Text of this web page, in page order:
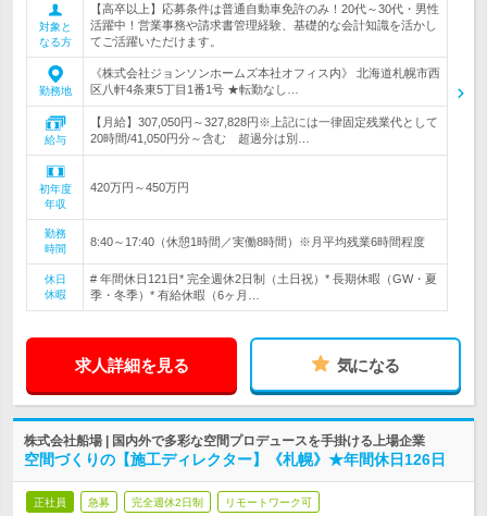
対象と
なる方
【高卒以上】応募条件は普通自動車免許のみ！20代～30代・男性
活躍中！営業事務や請求書管理経験、基礎的な会計知識を活かし
てご活躍いただけます。
勤務地
《株式会社ジョンソンホームズ本社オフィス内》 北海道札幌市西
区八軒4条東5丁目1番1号 ★転勤なし…
給与
【月給】307,050円～327,828円※上記には一律固定残業代として
20時間/41,050円分～含む 超過分は別…
初年度
年収
420万円～450万円
勤務
時間
8:40～17:40（休憩1時間／実働8時間）※月平均残業6時間程度
休日
休暇
# 年間休日121日* 完全週休2日制（土日祝）* 長期休暇（GW・夏
季・冬季）* 有給休暇（6ヶ月…
求人詳細を見る 気になる
株式会社船場 | 国内外で多彩な空間プロデュースを手掛ける上場企業
空間づくりの【施工ディレクター】《札幌》★年間休日126日
正社員 急募 完全週休2日制 リモートワーク可